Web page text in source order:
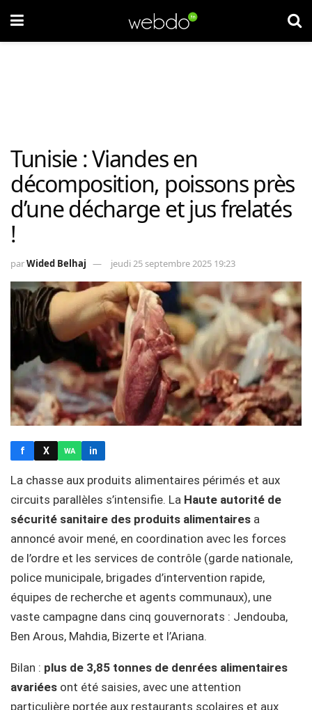
Tunisie : Viandes en
décomposition, poissons près
d’une décharge et jus frelatés
!
parWided Belhaj jeudi 25 septembre 2025 19:23
f X WA in
La chasse aux produits alimentaires périmés et aux
circuits parallèles s’intensifie. La Haute autorité de
sécurité sanitaire des produits alimentaires a
annoncé avoir mené, en coordination avec les forces
de l’ordre et les services de contrôle (garde nationale,
police municipale, brigades d’intervention rapide,
équipes de recherche et agents communaux), une
vaste campagne dans cinq gouvernorats : Jendouba,
Ben Arous, Mahdia, Bizerte et l’Ariana.
Bilan : plus de 3,85 tonnes de denrées alimentaires
avariées ont été saisies, avec une attention
particulière portée aux restaurants scolaires et aux